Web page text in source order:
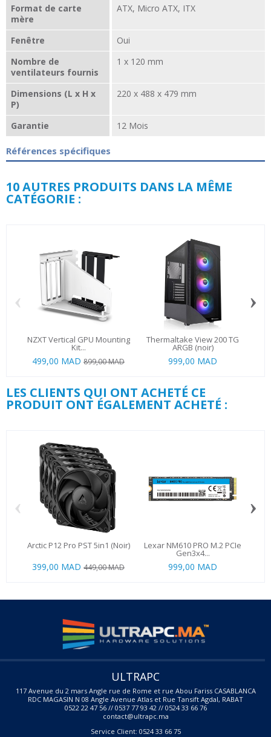
Format de carte
mère
ATX, Micro ATX, ITX
Fenêtre
Oui
Nombre de
ventilateurs fournis
1 x 120 mm
Dimensions (L x H x
P)
220 x 488 x 479 mm
Garantie 12 Mois
Références spécifiques
10 AUTRES PRODUITS DANS LA MÊME
CATÉGORIE :
NZXT Vertical GPU Mounting
Kit...
499,00 MAD 899,00 MAD
Thermaltake View 200 TG
ARGB (noir)
999,00 MAD
‹ ›
LES CLIENTS QUI ONT ACHETÉ CE
PRODUIT ONT ÉGALEMENT ACHETÉ :
Arctic P12 Pro PST 5in1 (Noir)
399,00 MAD 449,00 MAD
Lexar NM610 PRO M.2 PCIe
Gen3x4...
999,00 MAD
‹ ›
ULTRAPC
117 Avenue du 2 mars Angle rue de Rome et rue Abou Fariss CASABLANCA
RDC MAGASIN N 08 Angle Avenue Atlas et Rue Tansift Agdal, RABAT
0522 22 47 56 // 0537 77 93 42 // 0524 33 66 76
contact@ultrapc.ma
Service Client: 0524 33 66 75